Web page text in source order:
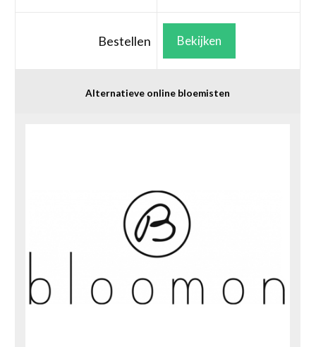
Bestellen Bekijken
Alternatieve online bloemisten